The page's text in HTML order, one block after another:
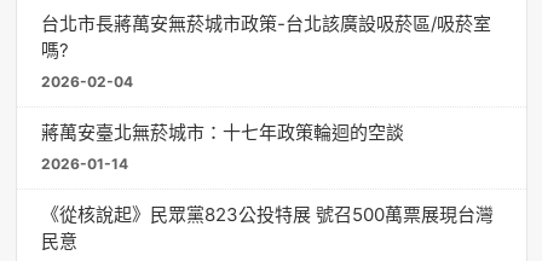
台北市長蔣萬安無菸城市政策-台北該廣設吸菸區/吸菸室
嗎?
2026-02-04
蔣萬安臺北無菸城市：十七年政策輪迴的空談
2026-01-14
《從核說起》民眾黨823公投特展 號召500萬票展現台灣
民意